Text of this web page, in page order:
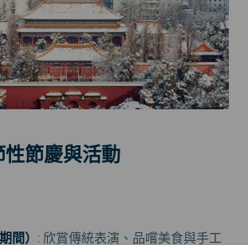
節慶與活動
間） : 欣賞傳統表演、品嚐美食與手工